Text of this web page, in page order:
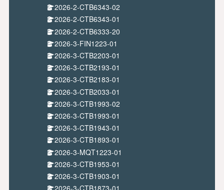
2026-2-CTB6343-02
2026-2-CTB6343-01
2026-2-CTB6333-20
2026-3-FIN1223-01
2026-3-CTB2203-01
2026-3-CTB2193-01
2026-3-CTB2183-01
2026-3-CTB2033-01
2026-3-CTB1993-02
2026-3-CTB1993-01
2026-3-CTB1943-01
2026-3-CTB1893-01
2026-3-MQT1223-01
2026-3-CTB1953-01
2026-3-CTB1903-01